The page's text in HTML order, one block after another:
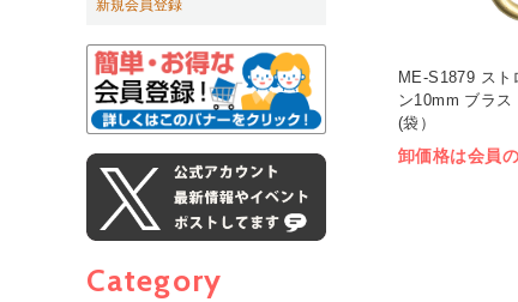
新規会員登録
Category
ME-S1879 スト
ン10mm ブラス
(袋）
卸価格は会員